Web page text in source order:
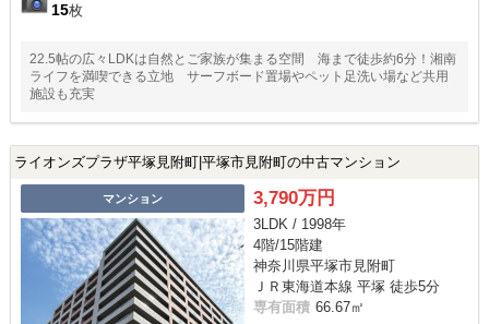
15枚
22.5帖の広々LDKは自然とご家族が集まる空間 海まで徒歩約6分！湘南
ライフを満喫できる立地 サーフボード置場やペット足洗い場など共用
施設も充実
ライオンズプラザ平塚見附町|平塚市見附町の中古マンション
マンション 3,790万円
3LDK / 1998年
4階/15階建
神奈川県平塚市見附町
ＪＲ東海道本線 平塚 徒歩5分
専有面積 66.67㎡